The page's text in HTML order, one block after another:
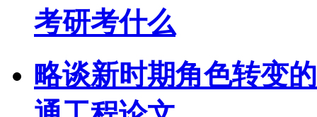
考研考什么
略谈新时期角色转变